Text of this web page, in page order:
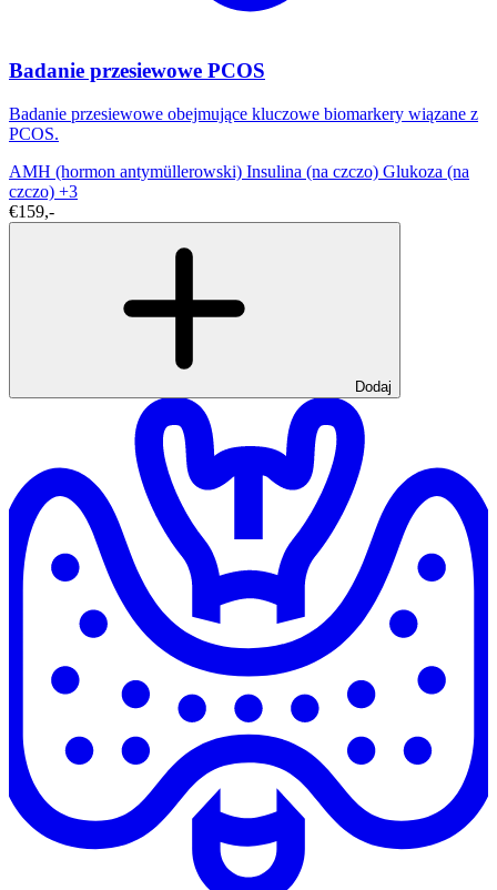
Badanie przesiewowe PCOS
Badanie przesiewowe obejmujące kluczowe biomarkery wiązane z
PCOS.
AMH (hormon antymüllerowski) Insulina (na czczo) Glukoza (na
czczo) +3
€159,-
Dodaj